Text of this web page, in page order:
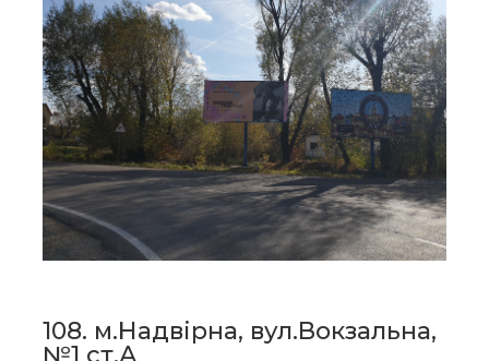
108. м.Надвірна, вул.Вокзальна,